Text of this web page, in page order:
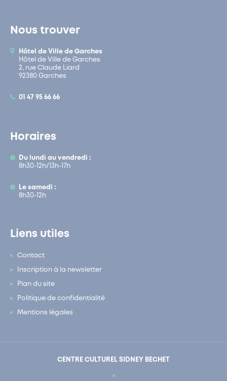
Nous trouver
Hôtel de Ville de Garches
Hôtel de Ville de Garches
2, rue Claude Liard
92380 Garches
01 47 95 66 66
Horaires
Du lundi au vendredi :
8h30-12h/13h-17h
Le samedi :
8h30-12h
Liens utiles
Contact
Inscription à la newsletter
Plan du site
Politique de confidentialité
Mentions légales
CENTRE CULTUREL SIDNEY BECHET